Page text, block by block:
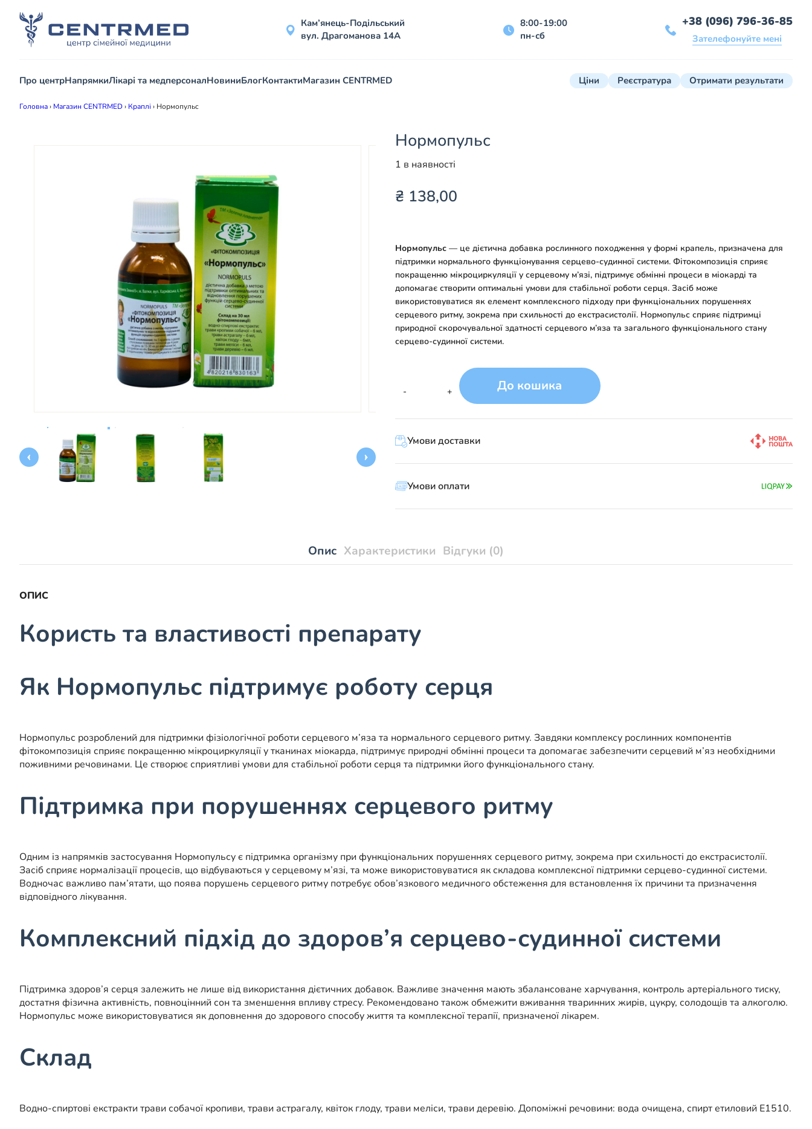
Кам’янець-Подільський
вул. Драгоманова 14А
8:00-19:00
пн-сб
+38 (096) 796-36-85
Зателефонуйте мені
Про центрНапрямкиЛікарі та медперсоналНовиниБлогКонтактиМагазин CENTRMED Ціни Реєстратура Отримати результати
Головна› Магазин CENTRMED› Краплі › Нормопульс
Нормопульс
1 в наявності
₴ 138,00
Нормопульс— це дієтична добавка рослинного походження у формі крапель, призначена для
підтримки нормального функціонування серцево-судинної системи. Фітокомпозиція сприяє
покращенню мікроциркуляції у серцевому м’язі, підтримує обмінні процеси в міокарді та
допомагає створити оптимальні умови для стабільної роботи серця. Засіб може
використовуватися як елемент комплексного підходу при функціональних порушеннях
серцевого ритму, зокрема при схильності до екстрасистолії. Нормопульс сприяє підтримці
природної скорочувальної здатності серцевого м’яза та загального функціонального стану
серцево-судинної системи.
-
Нормопульс+ До кошика
Умови доставки
Умови оплати
Опис Характеристики Відгуки (0)
ОПИС
Користь та властивості препарату
Як Нормопульс підтримує роботу серця
Нормопульс розроблений для підтримки фізіологічної роботи серцевого м’яза та нормального серцевого ритму. Завдяки комплексу рослинних компонентів
фітокомпозиція сприяє покращенню мікроциркуляції у тканинах міокарда, підтримує природні обмінні процеси та допомагає забезпечити серцевий м’яз необхідними
поживними речовинами. Це створює сприятливі умови для стабільної роботи серця та підтримки його функціонального стану.
Підтримка при порушеннях серцевого ритму
Одним із напрямків застосування Нормопульсу є підтримка організму при функціональних порушеннях серцевого ритму, зокрема при схильності до екстрасистолії.
Засіб сприяє нормалізації процесів, що відбуваються у серцевому м’язі, та може використовуватися як складова комплексної підтримки серцево-судинної системи.
Водночас важливо пам’ятати, що поява порушень серцевого ритму потребує обов’язкового медичного обстеження для встановлення їх причини та призначення
відповідного лікування.
Комплексний підхід до здоров’я серцево-судинної системи
Підтримка здоров’я серця залежить не лише від використання дієтичних добавок. Важливе значення мають збалансоване харчування, контроль артеріального тиску,
достатня фізична активність, повноцінний сон та зменшення впливу стресу. Рекомендовано також обмежити вживання тваринних жирів, цукру, солодощів та алкоголю.
Нормопульс може використовуватися як доповнення до здорового способу життя та комплексної терапії, призначеної лікарем.
Склад
Водно-спиртові екстракти трави собачої кропиви, трави астрагалу, квіток глоду, трави меліси, трави деревію. Допоміжні речовини: вода очищена, спирт етиловий Е1510.